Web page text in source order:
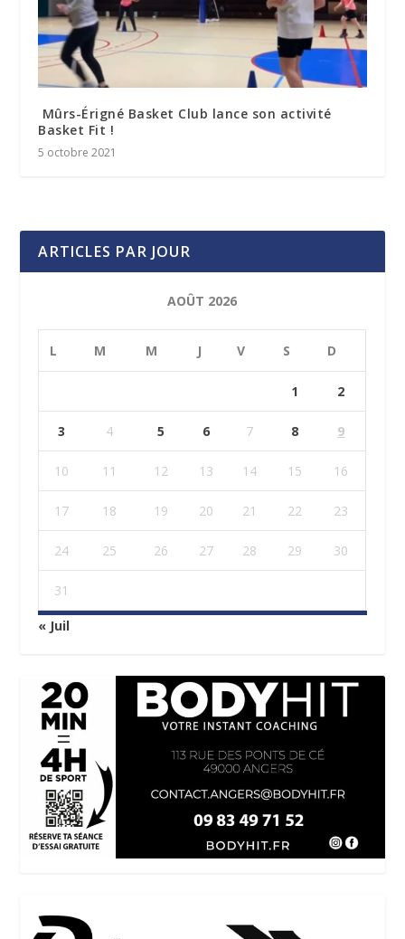
Mûrs-Érigné Basket Club lance son activité
Basket Fit !
5 octobre 2021
ARTICLES PAR JOUR
AOÛT 2026
L M M J V S D
1 2
3 4 5 6 7 8 9
10 11 12 13 14 15 16
17 18 19 20 21 22 23
24 25 26 27 28 29 30
31
« Juil